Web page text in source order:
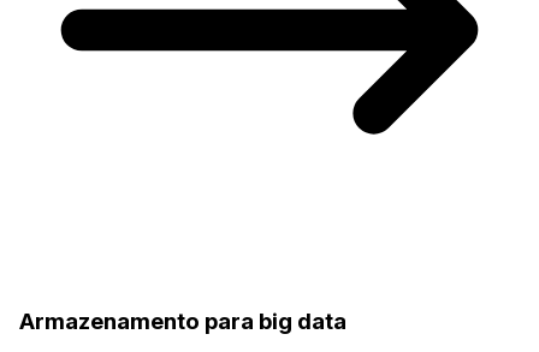
Armazenamento para big data